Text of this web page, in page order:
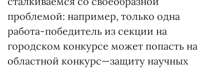
проблемой: например, только одна
работа-победитель из секции на
городском конкурсе может попасть на
областной конкурс—защиту научных